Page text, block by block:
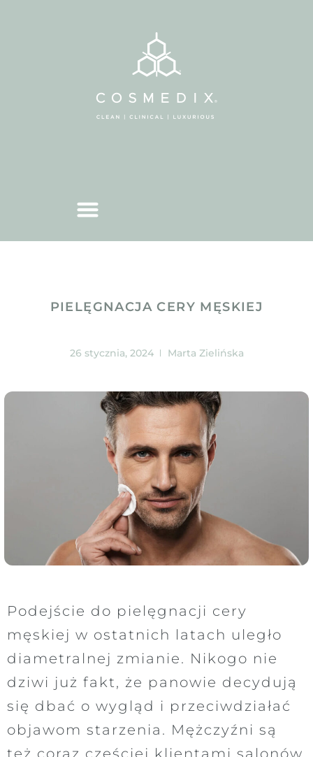
PIELĘGNACJA CERY MĘSKIEJ
26 stycznia, 2024 Marta Zielińska
Podejście do pielęgnacji cery
męskiej w ostatnich latach uległo
diametralnej zmianie. Nikogo nie
dziwi już fakt, że panowie decydują
się dbać o wygląd i przeciwdziałać
objawom starzenia. Mężczyźni są
też coraz częściej klientami salonów